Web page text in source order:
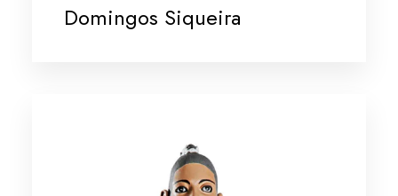
Domingos Siqueira